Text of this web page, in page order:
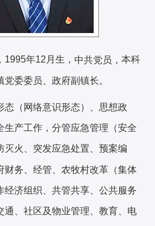
年12月生， 中共党员，本科
党委委员、政府副镇长。
态（网络意识形态）、思想政
生产工作，分管应急管理（安全
灭火、突发应急处置、预案编
财务、经管、农牧村改革（集体
经济组织、共管共享、公共服务
通、社区及物业管理、教育、电